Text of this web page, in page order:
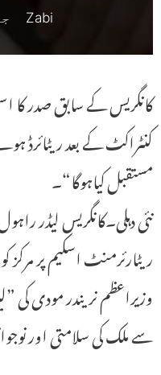
Zabi
کانگریس کے سابق صدر کا
کنٹراکٹ کے بعد ریٹائرڈ
مستقبل کیاہوگا“۔
نئی دہلی۔کانگریس لیڈر
ریٹارئرمنٹ اسکیم پر مرکز
وزیراعظم نریندر مودی
سے ملک کی سلامتی اور